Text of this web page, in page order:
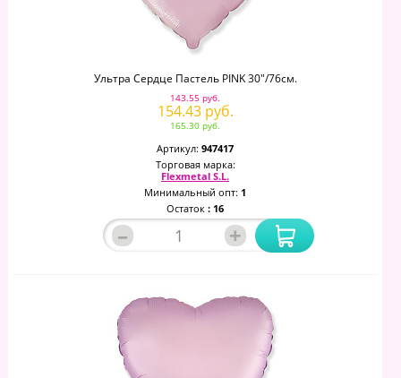
Ультра Сердце Пастель PINK 30"/76см.
143.55 руб.
154.43 руб.
165.30 руб.
Артикул: 947417
Торговая марка:
Flexmetal S.L.
Минимальный опт: 1
Остаток : 16
– +